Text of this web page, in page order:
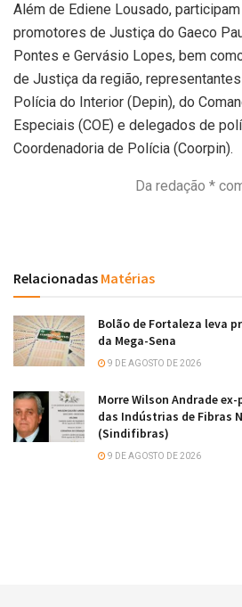
Além de Ediene Lousado,
promotores de Justiça do Gaeco
Pontes e Gervásio Lopes, bem
de Justiça da região,
Polícia do Interior (Depin), do
Especiais (COE) e delegados de
Coordenadoria de Polícia (Coorpin).
Da redação *
Relacionadas Matérias
Bolão de Fortaleza leva
da Mega-Sena
9 DE AGOSTO DE 2026
Morre Wilson Andrade
das Indústrias de Fibras
(Sindifibras)
9 DE AGOSTO DE 2026